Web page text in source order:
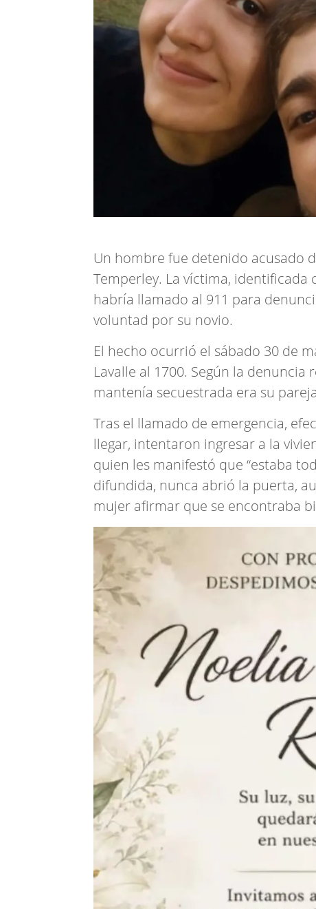
Un hombre fue detenido acusado
Temperley. La víctima, identificada
habría llamado al 911 para
voluntad por su novio.
El hecho ocurrió el sábado 30 de
Lavalle al 1700. Según la
mantenía secuestrada era su
Tras el llamado de emergencia,
llegar, intentaron ingresar a la
quien les manifestó que “estaba
difundida, nunca abrió la puerta,
mujer afirmar que se encontraba